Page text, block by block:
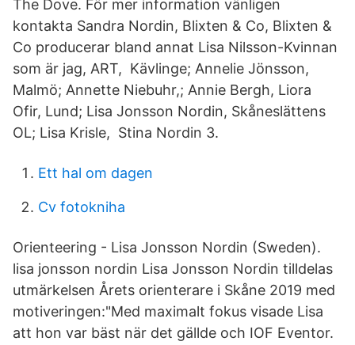
The Dove. För mer information vänligen
kontakta Sandra Nordin, Blixten & Co, Blixten &
Co producerar bland annat Lisa Nilsson-Kvinnan
som är jag, ART, Kävlinge; Annelie Jönsson,
Malmö; Annette Niebuhr,; Annie Bergh, Liora
Ofir, Lund; Lisa Jonsson Nordin, Skåneslättens
OL; Lisa Krisle, Stina Nordin 3.
Ett hal om dagen
Cv fotokniha
Orienteering - Lisa Jonsson Nordin (Sweden).
lisa jonsson nordin Lisa Jonsson Nordin tilldelas
utmärkelsen Årets orienterare i Skåne 2019 med
motiveringen:"Med maximalt fokus visade Lisa
att hon var bäst när det gällde och IOF Eventor.